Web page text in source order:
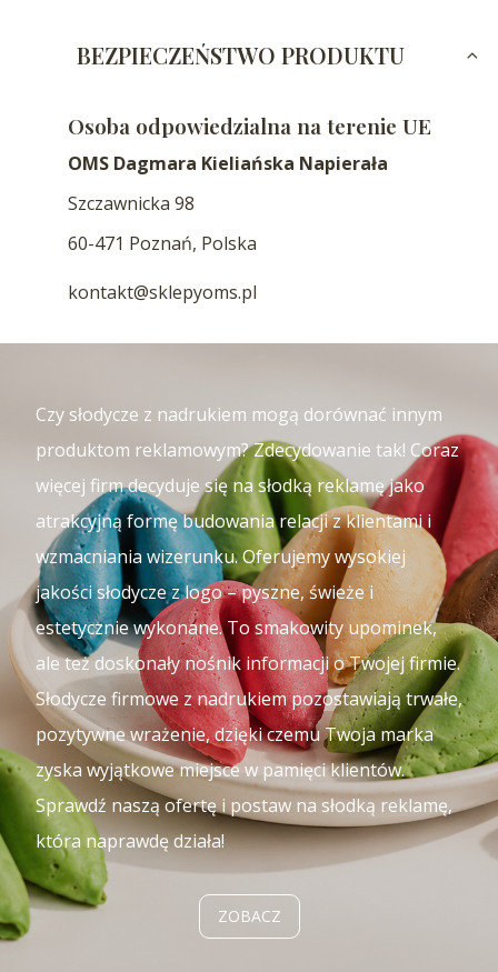
BEZPIECZEŃSTWO PRODUKTU
Osoba odpowiedzialna na terenie UE
OMS Dagmara Kieliańska Napierała
Szczawnicka 98
60-471 Poznań, Polska
kontakt@sklepyoms.pl
Czy słodycze z nadrukiem mogą dorównać innym
produktom reklamowym? Zdecydowanie tak! Coraz
więcej firm decyduje się na słodką reklamę jako
atrakcyjną formę budowania relacji z klientami i
wzmacniania wizerunku. Oferujemy wysokiej
jakości słodycze z logo – pyszne, świeże i
estetycznie wykonane. To smakowity upominek,
ale też doskonały nośnik informacji o Twojej firmie.
Słodycze firmowe z nadrukiem pozostawiają trwałe,
pozytywne wrażenie, dzięki czemu Twoja marka
zyska wyjątkowe miejsce w pamięci klientów.
Sprawdź naszą ofertę i postaw na słodką reklamę,
która naprawdę działa!
ZOBACZ